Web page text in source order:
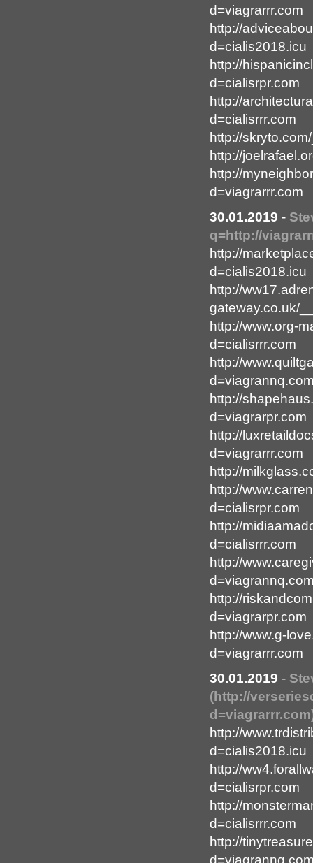
d=viagrarrr.com
http://
d=cialis2018.icu
http://
d=cialisrpr.com
http://
d=cialisrrr.com
http://
http://
http://
d=viagrarrr.com
30.01.2019 -
q=http://
http://
d=cialis2018.icu
http://
gateway.co.uk/
http://www.org-
d=cialisrrr.com
http://
http://
d=viagrarpr.com
http://
d=viagrarrr.com
http://
http://
d=cialisrpr.com
http://
d=cialisrrr.com
http://
http://
d=viagrarpr.com
http://www.g-
d=viagrarrr.com
30.01.2019 -
(http://
http://
d=cialis2018.icu
http://
d=cialisrpr.com
http://
d=cialisrrr.com
http://